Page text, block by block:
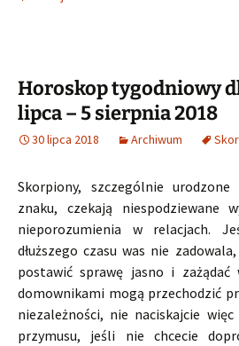
Horoskop tygodniowy
lipca – 5 sierpnia 2018
30 lipca 2018 Archiwum
Skorpiony, szczególnie
znaku, czekają niespodziewane
nieporozumienia w relacjach.
dłuższego czasu was nie
postawić sprawę jasno i zażądać
domownikami mogą przechodzić
niezależności, nie naciskajcie
przymusu, jeśli nie chcecie